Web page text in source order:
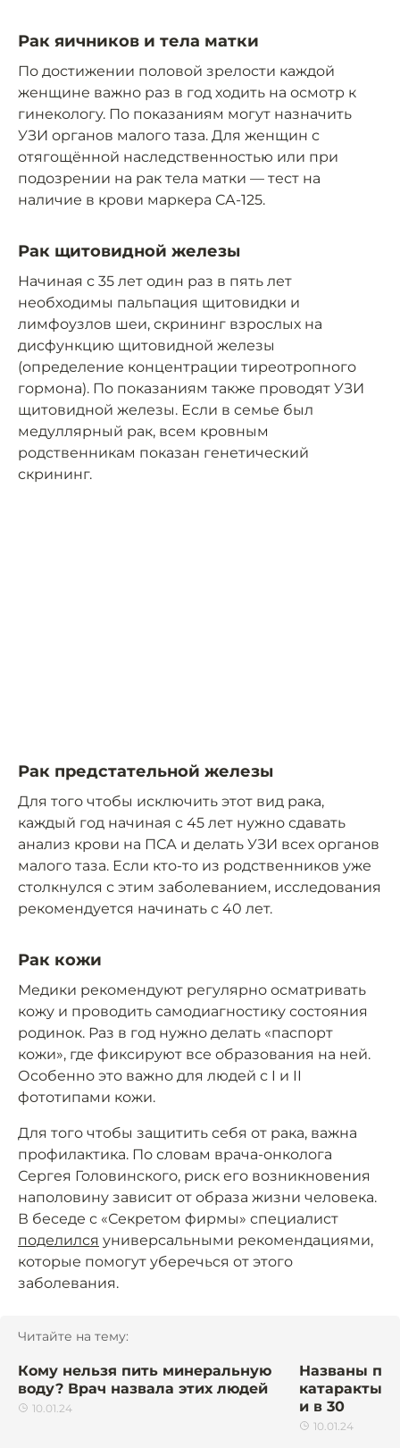
Рак яичников и тела матки
По достижении половой зрелости каждой
женщине важно раз в год ходить на осмотр к
гинекологу. По показаниям могут назначить
УЗИ органов малого таза. Для женщин с
отягощённой наследственностью или при
подозрении на рак тела матки — тест на
наличие в крови маркера СА-125.
Рак щитовидной железы
Начиная с 35 лет один раз в пять лет
необходимы пальпация щитовидки и
лимфоузлов шеи, скрининг взрослых на
дисфункцию щитовидной железы
(определение концентрации тиреотропного
гормона). По показаниям также проводят УЗИ
щитовидной железы. Если в семье был
медуллярный рак, всем кровным
родственникам показан генетический
скрининг.
Рак предстательной железы
Для того чтобы исключить этот вид рака,
каждый год начиная с 45 лет нужно сдавать
анализ крови на ПСА и делать УЗИ всех органов
малого таза. Если кто-то из родственников уже
столкнулся с этим заболеванием, исследования
рекомендуется начинать с 40 лет.
Рак кожи
Медики рекомендуют регулярно осматривать
кожу и проводить самодиагностику состояния
родинок. Раз в год нужно делать «паспорт
кожи», где фиксируют все образования на ней.
Особенно это важно для людей с I и II
фототипами кожи.
Для того чтобы защитить себя от рака, важна
профилактика. По словам врача-онколога
Сергея Головинского, риск его возникновения
наполовину зависит от образа жизни человека.
В беседе с «Секретом фирмы» специалист
поделился универсальными рекомендациями,
которые помогут уберечься от этого
заболевания.
Читайте на тему:
Кому нельзя пить минеральную
воду? Врач назвала этих людей
10.01.24
Названы
катаракты
и в 30
10.01.24